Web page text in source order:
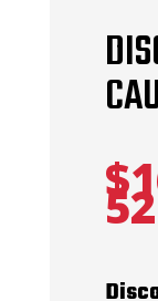
$
52